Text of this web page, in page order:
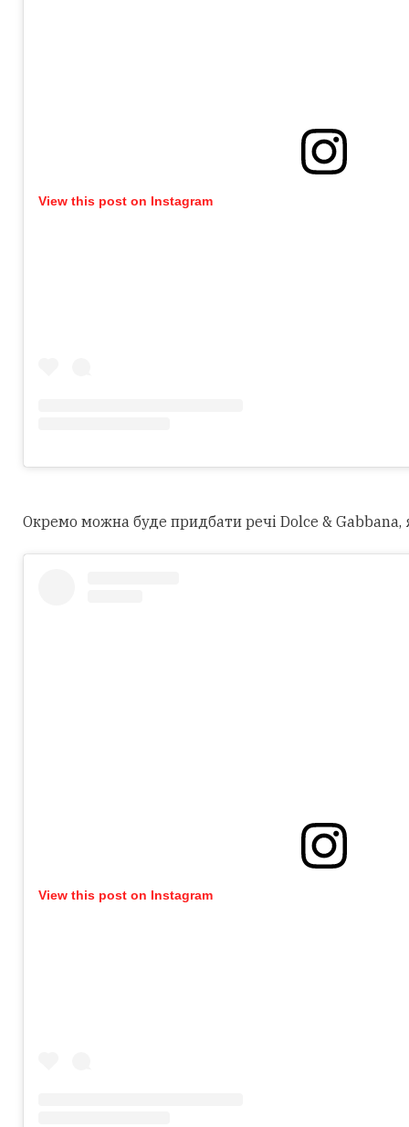
View this post on Instagram
Окремо можна буде придбати речі Dolce & Gabbana,
View this post on Instagram